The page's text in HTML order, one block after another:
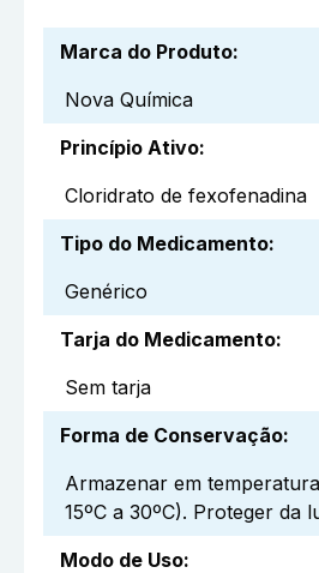
Marca do Produto:
Nova Química
Princípio Ativo:
Cloridrato de fexofenadina
Tipo do Medicamento:
Genérico
Tarja do Medicamento:
Sem tarja
Forma de Conservação:
Armazenar em
15ºC a 30ºC). Proteger da
Modo de Uso: